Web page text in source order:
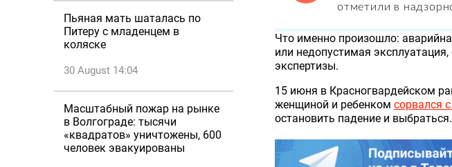
Пьяная мать шаталась по
Питеру с младенцем в
коляске
30 August 14:04
Масштабный пожар на рынке
в Волгограде: тысячи
«квадратов» уничтожены, 600
человек эвакуированы
отметили в
Что именно произошло:
или недопустимая эксплуатация,
экспертизы.
15 июня в Красногвардейском
женщиной и ребенком сорвался
остановить падение и выбраться.